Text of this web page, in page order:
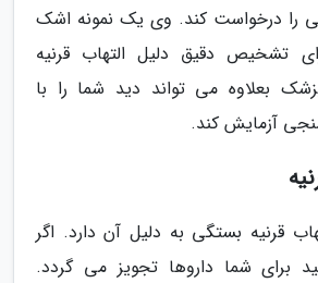
را درخواست کند. وی یک نمونه اشک
تشخیص دقیق دلیل التهاب قرنیه
بعلاوه می تواند دید شما را با
آزمایش کند.
قرنیه بستگی به دلیل آن دارد. اگر
برای شما داروها تجویز می گردد.